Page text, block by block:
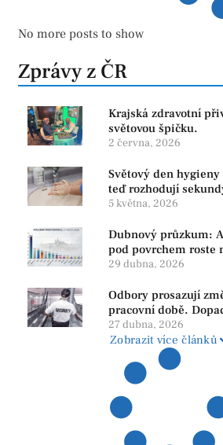
No more posts to show
Zprávy z ČR
Krajská zdravotní
světovou špičku.
2 června, 2026
Světový den
teď rozhodují
rukou
5 května, 2026
Dubnový průzkum:
pod povrchem roste
PRO se drží nejvýš
29 dubna, 2026
Odbory prosazují
pracovní době.
našem regionu
27 dubna, 2026
Zobrazit více článků